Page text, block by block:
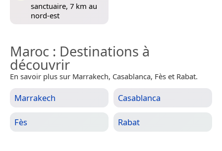
sanctuaire, 7 km au
nord-est
Maroc : Destinations à
découvrir
En savoir plus sur Marrakech, Casablanca, Fès et Rabat.
Marrakech Casablanca
Fès Rabat